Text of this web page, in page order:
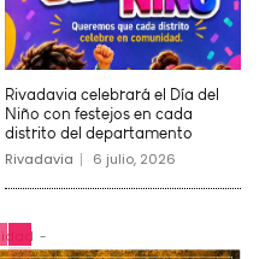
Rivadavia celebrará el Día del
Niño con festejos en cada
distrito del departamento
Rivadavia 6 julio, 2026
-